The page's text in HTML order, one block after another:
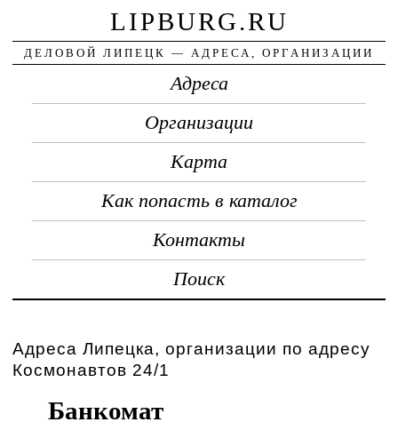
LIPBURG.RU
ДЕЛОВОЙ ЛИПЕЦК — АДРЕСА, ОРГАНИЗАЦИИ
Адреса
Организации
Карта
Как попасть в каталог
Контакты
Поиск
Адреса Липецка, организации по адресу
Космонавтов 24/1
Банкомат